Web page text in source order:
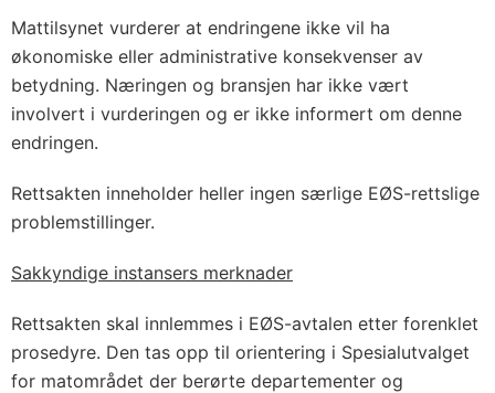
Mattilsynet vurderer at endringene ikke vil ha
økonomiske eller administrative konsekvenser av
betydning. Næringen og bransjen har ikke vært
involvert i vurderingen og er ikke informert om denne
endringen.
Rettsakten inneholder heller ingen særlige EØS-rettslige
problemstillinger.
Sakkyndige instansers merknader
Rettsakten skal innlemmes i EØS-avtalen etter forenklet
prosedyre. Den tas opp til orientering i Spesialutvalget
for matområdet der berørte departementer og